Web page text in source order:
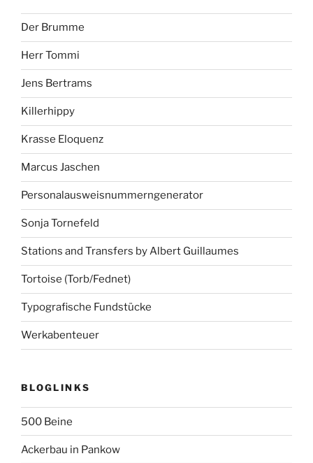
Der Brumme
Herr Tommi
Jens Bertrams
Killerhippy
Krasse Eloquenz
Marcus Jaschen
Personalausweisnummerngenerator
Sonja Tornefeld
Stations and Transfers by Albert Guillaumes
Tortoise (Torb/Fednet)
Typografische Fundstücke
Werkabenteuer
BLOGLINKS
500 Beine
Ackerbau in Pankow